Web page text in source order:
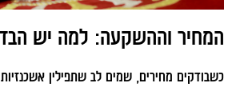
המחיר וההשקעה: למה יש
כשבודקים מחירים, שמים לב שתפילין אשכנזיות